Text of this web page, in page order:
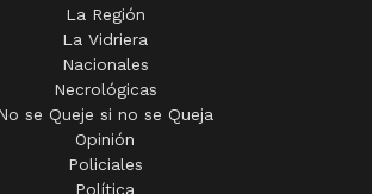
La Región
La Vidriera
Nacionales
Necrológicas
se Queje si no se Queja
Opinión
Policiales
Política